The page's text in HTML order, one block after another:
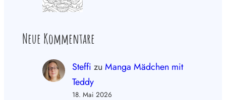
Neue Kommentare
Steffi zu Manga Mädchen mit
Teddy
18. Mai 2026